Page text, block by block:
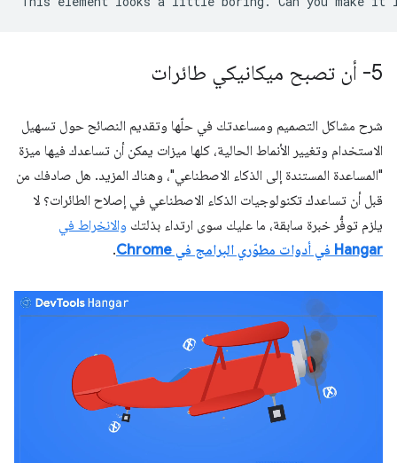
5- أن تصبح ميكانيكي طائرات
شرح مشاكل التصميم ومساعدتك في حلّها وتقديم النصائح حول تسهيل
الاستخدام وتغيير الأنماط الحالية، كلها ميزات يمكن أن تساعدك فيها ميزة
"المساعدة المستندة إلى الذكاء الاصطناعي"، وهناك المزيد. هل صادفك من
قبل أن تساعدك تكنولوجيات الذكاء الاصطناعي في إصلاح الطائرات؟ لا
يلزم توفُّر خبرة سابقة، ما عليك سوى ارتداء بذلتك والانخراط في
Hangar في أدوات مطوّري البرامج في Chrome
.